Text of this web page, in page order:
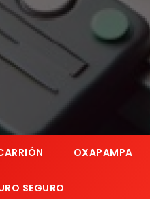
OXAPAMPA
SEGURO